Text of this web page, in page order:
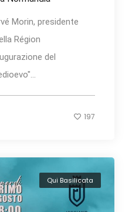
Morin, presidente
Région
del
197
Qui Basilicata